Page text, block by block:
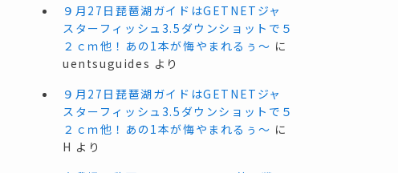
９月27日琵琶湖ガイドはGETNETジャ
スターフィッシュ3.5ダウンショットで５
２ｃｍ他！あの1本が悔やまれるぅ～ に
uentsuguides より
９月27日琵琶湖ガイドはGETNETジャ
スターフィッシュ3.5ダウンショットで５
２ｃｍ他！あの1本が悔やまれるぅ～ に
H より